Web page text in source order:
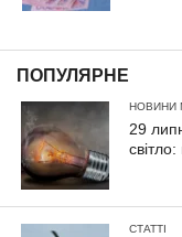
ПОПУЛЯРНЕ
НОВИНИ
29
СТАТТІ